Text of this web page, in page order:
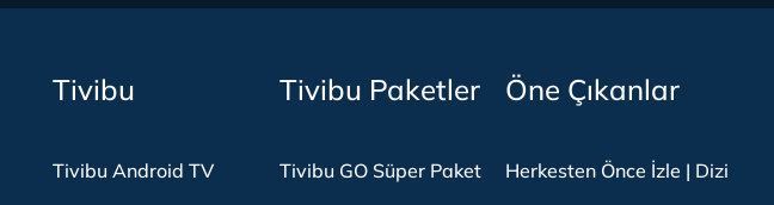
Tivibu
Tivibu Android TV
Tivibu Paketler
Tivibu GO Süper Paket
Öne Çıkanlar
Herkesten Önce İzle | Dizi